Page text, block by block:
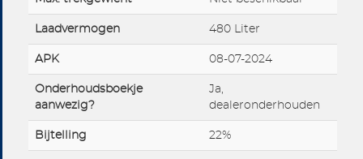
Laadvermogen 480 Liter
APK 08-07-2024
Onderhoudsboekje
aanwezig?
Ja,
dealeronderhouden
Bijtelling 22%